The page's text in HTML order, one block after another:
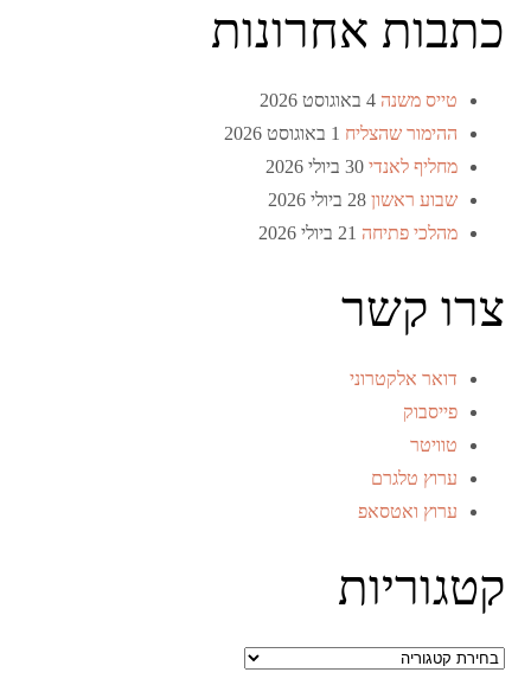
כתבות אחרונות
טייס משנה 4 באוגוסט 2026
ההימור שהצליח 1 באוגוסט 2026
מחליף לאנדי 30 ביולי 2026
שבוע ראשון 28 ביולי 2026
מהלכי פתיחה 21 ביולי 2026
צרו קשר
דואר אלקטרוני
פייסבוק
טוויטר
ערוץ טלגרם
ערוץ ואטסאפ
קטגוריות
קטגוריות